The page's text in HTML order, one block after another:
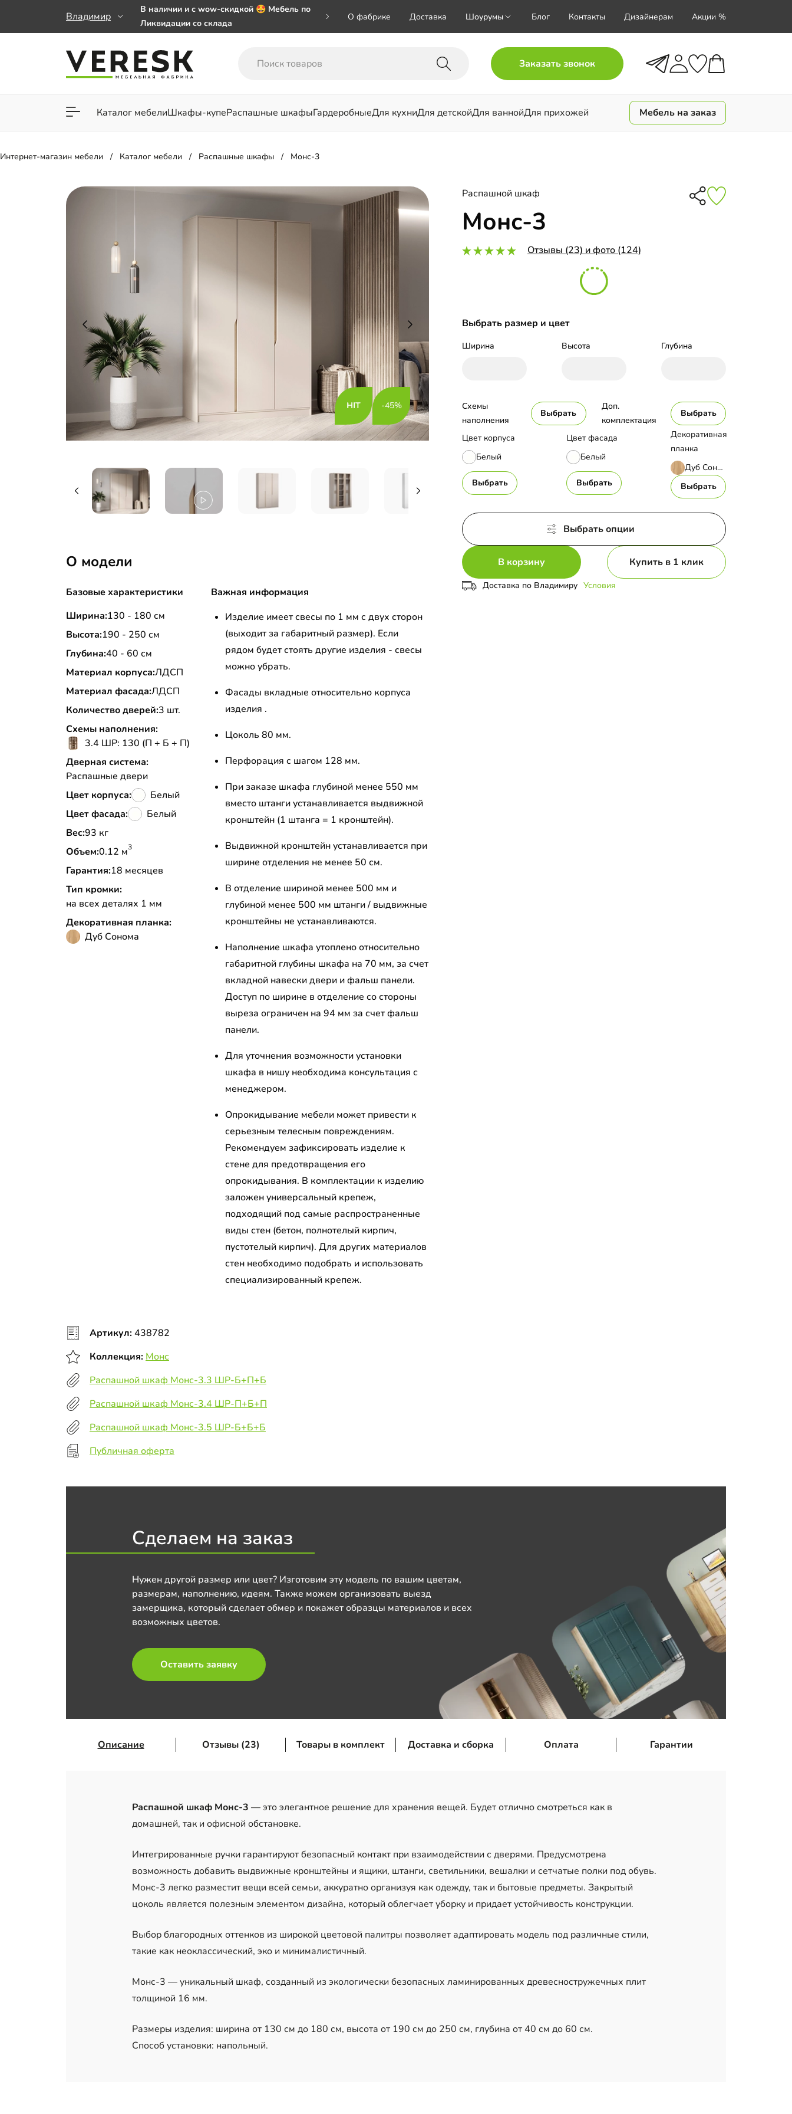
Владимир
В наличии и с wow-скидкой 🤩 Мебель по
Ликвидации со склада
заказе от 50 000 ₽
Важно! Наш Whatsapp переехал на номер
О фабрике Доставка Шоурумы Блог Контакты Дизайнерам Акции %
Заказать звонок
Каталог мебелиШкафы-купеРаспашные шкафыГардеробныеДля кухниДля детскойДля ваннойДля прихожей
Для гостиной Для спальни
Мебель на заказ
Интернет-магазин мебели Каталог мебели Распашные шкафы Монс-3
-45%
Распашной шкаф
Монс-3
Отзывы (23) и фото (124)
Выбрать размер и цвет
Ширина Высота Глубина
Цвет корпуса
Белый
Выбрать
Цвет фасада
Белый
Выбрать
Декоративная
планка
Дуб Сонома
Выбрать
Схемы
наполнения
Выбрать
Доп.
комплектация
Выбрать
Выбрать опции
В корзину Купить в 1 клик
Доставка по Владимиру Условия
О модели
Базовые характеристики
Ширина:130 - 180 см
Высота:190 - 250 см
Глубина:40 - 60 см
Материал корпуса:ЛДСП
Материал фасада:ЛДСП
Количество дверей:3 шт.
Схемы наполнения:
3.4 ШР: 130 (П + Б + П)
Дверная система:
Распашные двери
Цвет корпуса:
Белый
Цвет фасада:
Белый
Вес:
93 кг
Объем:
0.12 м3
Гарантия:18 месяцев
Тип кромки:
на всех деталях 1 мм
Декоративная планка:
Дуб Сонома
Важная информация
Изделие имеет свесы по 1 мм с двух сторон
(выходит за габаритный размер). Если
рядом будет стоять другие изделия - свесы
можно убрать.
Фасады вкладные относительно корпуса
изделия .
Цоколь 80 мм.
Перфорация с шагом 128 мм.
При заказе шкафа глубиной менее 550 мм
вместо штанги устанавливается выдвижной
кронштейн (1 штанга = 1 кронштейн).
Выдвижной кронштейн устанавливается при
ширине отделения не менее 50 см.
В отделение шириной менее 500 мм и
глубиной менее 500 мм штанги / выдвижные
кронштейны не устанавливаются.
Наполнение шкафа утоплено относительно
габаритной глубины шкафа на 70 мм, за счет
вкладной навески двери и фальш панели.
Доступ по ширине в отделение со стороны
выреза ограничен на 94 мм за счет фальш
панели.
Для уточнения возможности установки
шкафа в нишу необходима консультация с
менеджером.
Опрокидывание мебели может привести к
серьезным телесным повреждениям.
Рекомендуем зафиксировать изделие к
стене для предотвращения его
опрокидывания. В комплектации к изделию
заложен универсальный крепеж,
подходящий под самые распространенные
виды стен (бетон, полнотелый кирпич,
пустотелый кирпич). Для других материалов
стен необходимо подобрать и использовать
специализированный крепеж.
Артикул:438782
Коллекция: Монс
Распашной шкаф Монс-3.3 ШР-Б+П+Б
Распашной шкаф Монс-3.4 ШР-П+Б+П
Распашной шкаф Монс-3.5 ШР-Б+Б+Б
Публичная оферта
Сделаем на заказ
Нужен другой размер или цвет? Изготовим эту модель по вашим цветам,
размерам, наполнению, идеям. Также можем организовать выезд
замерщика, который сделает обмер и покажет образцы материалов и всех
возможных цветов.
Оставить заявку
Описание Отзывы (23) Товары в комплект Доставка и сборка Оплата Гарантии
Распашной шкаф Монс-3 — это элегантное решение для хранения вещей. Будет отлично смотреться как в
домашней, так и офисной обстановке.
Интегрированные ручки гарантируют безопасный контакт при взаимодействии с дверями. Предусмотрена
возможность добавить выдвижные кронштейны и ящики, штанги, светильники, вешалки и сетчатые полки под обувь.
Монс-3 легко разместит вещи всей семьи, аккуратно организуя как одежду, так и бытовые предметы. Закрытый
цоколь является полезным элементом дизайна, который облегчает уборку и придает устойчивость конструкции.
Выбор благородных оттенков из широкой цветовой палитры позволяет адаптировать модель под различные стили,
такие как неоклассический, эко и минималистичный.
Монс-3 — уникальный шкаф, созданный из экологически безопасных ламинированных древесностружечных плит
толщиной 16 мм.
Размеры изделия: ширина от 130 см до 180 см, высота от 190 см до 250 см, глубина от 40 см до 60 см.
Способ установки: напольный.